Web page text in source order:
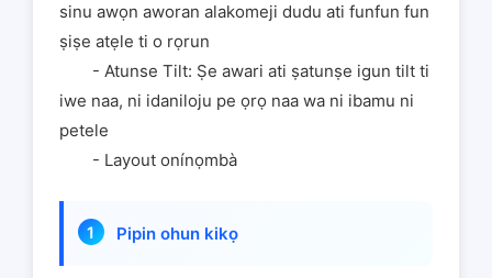
sinu awọn aworan alakomeji dudu ati funfun fun
ṣiṣe atẹle ti o rọrun
- Atunse Tilt: Ṣe awari ati ṣatunṣe igun tilt ti
iwe naa, ni idaniloju pe ọrọ naa wa ni ibamu ni
petele
- Layout onínọmbà
Pipin ohun kikọ